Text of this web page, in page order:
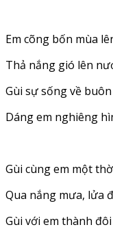
Em cõng bốn mùa
Thả nắng gió lên
Gùi sự sống về buôn
Dáng em nghiêng
Gùi cùng em một
Qua nắng mưa, lửa
Gùi với em thành